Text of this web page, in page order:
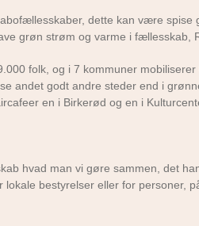
dette kan være spise
grøn strøm og varme i fællesskab,
folk, og i 7 kommuner
andet godt andre steder end i
en i Birkerød og en i
hvad man vi gøre sammen, det
bestyrelser eller for personer,